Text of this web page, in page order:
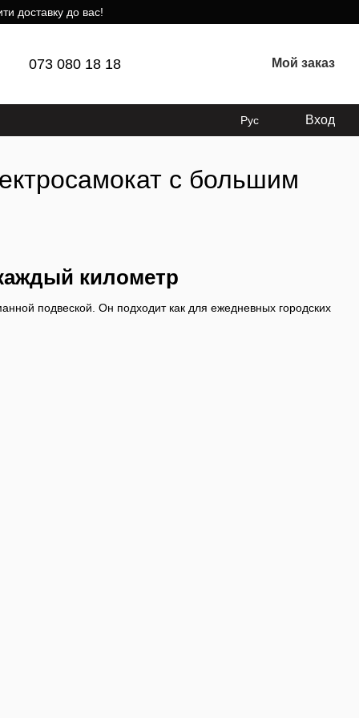
доставку до вас!
073 080 18 18 Мой заказ
Рус Вход
с большим
километр
подвеской. Он подходит как для ежедневных городских